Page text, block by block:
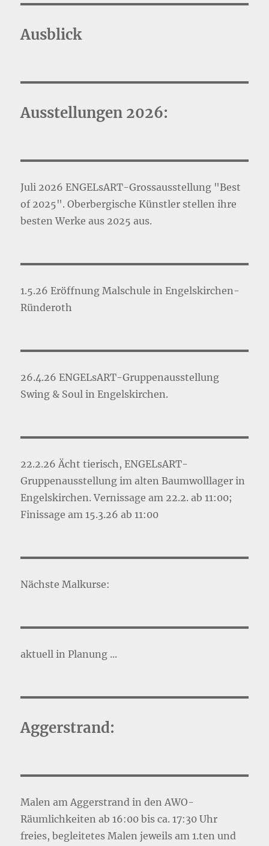
Ausblick
Ausstellungen 2026:
Juli 2026 ENGELsART-Grossausstellung "Best
of 2025". Oberbergische Künstler stellen ihre
besten Werke aus 2025 aus.
1.5.26 Eröffnung Malschule in Engelskirchen-
Ründeroth
26.4.26 ENGELsART-Gruppenausstellung
Swing & Soul in Engelskirchen.
22.2.26 Ächt tierisch, ENGELsART-
Gruppenausstellung im alten Baumwolllager in
Engelskirchen. Vernissage am 22.2. ab 11:00;
Finissage am 15.3.26 ab 11:00
Nächste Malkurse:
aktuell in Planung ...
Aggerstrand:
Malen am Aggerstrand in den AWO-
Räumlichkeiten ab 16:00 bis ca. 17:30 Uhr
freies, begleitetes Malen jeweils am 1.ten und